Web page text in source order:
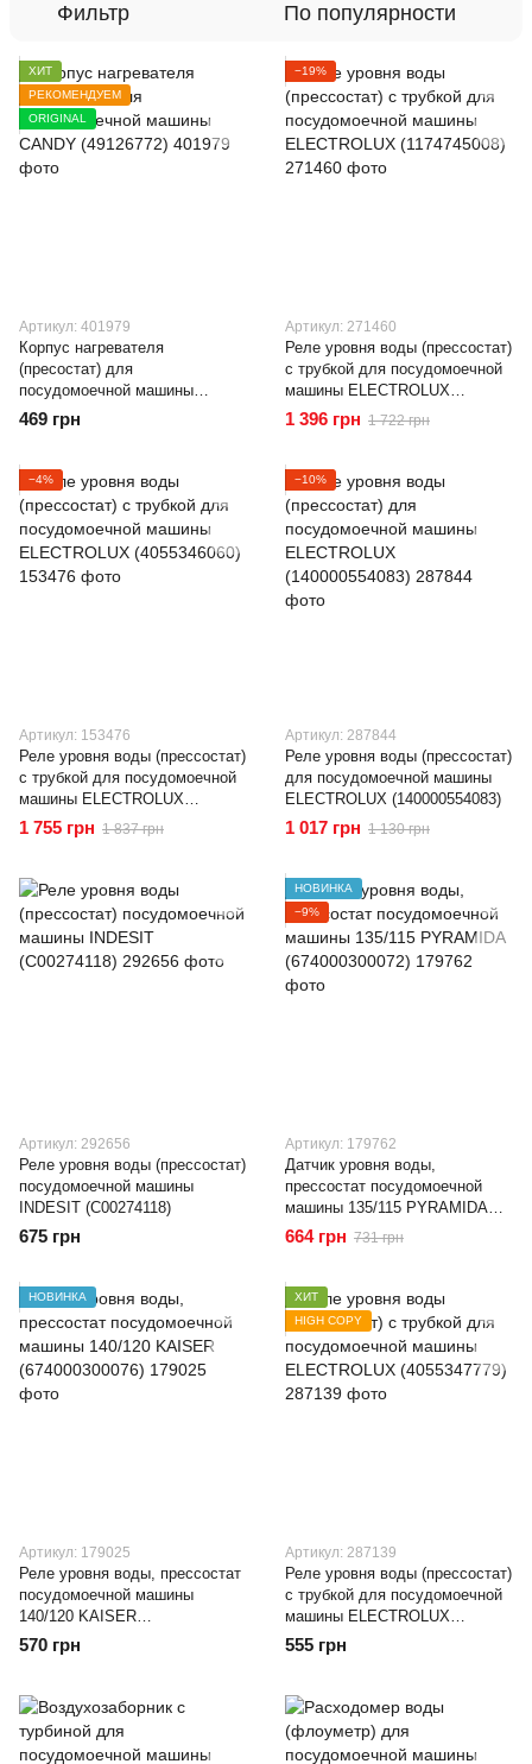
Фильтр По популярности
ХИТ
РЕКОМЕНДУЕМ
ORIGINAL
Артикул: 401979
Корпус нагревателя
(пресостат) для
посудомоечной машины
CANDY (49126772)
469 грн
−19%
Артикул: 271460
Реле уровня воды (прессостат)
c трубкой для посудомоечной
машины ELECTROLUX
(1174745008)
1 396 грн 1 722 грн
−4%
Артикул: 153476
Реле уровня воды (прессостат)
c трубкой для посудомоечной
машины ELECTROLUX
(4055346060)
1 755 грн 1 837 грн
−10%
Артикул: 287844
Реле уровня воды (прессостат)
для посудомоечной машины
ELECTROLUX (140000554083)
1 017 грн 1 130 грн
Артикул: 292656
Реле уровня воды (прессостат)
посудомоечной машины
INDESIT (C00274118)
675 грн
НОВИНКА
−9%
Артикул: 179762
Датчик уровня воды,
прессостат посудомоечной
машины 135/115 PYRAMIDA
(674000300072)
664 грн 731 грн
НОВИНКА
Артикул: 179025
Реле уровня воды, прессостат
посудомоечной машины
140/120 KAISER
(674000300076)
570 грн
ХИТ
HIGH COPY
Артикул: 287139
Реле уровня воды (прессостат)
c трубкой для посудомоечной
машины ELECTROLUX
(4055347779)
555 грн